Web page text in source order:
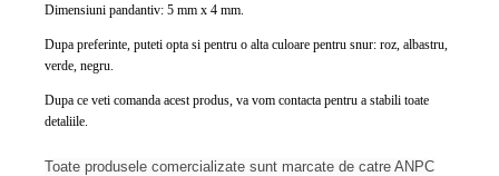
Dimensiuni pandantiv: 5 mm x 4 mm.
Dupa preferinte, puteti opta si pentru o alta culoare pentru snur: roz, albastru,
verde, negru.
Dupa ce veti comanda acest produs, va vom contacta pentru a stabili toate
detaliile.
Toate produsele comercializate sunt marcate de catre ANPC